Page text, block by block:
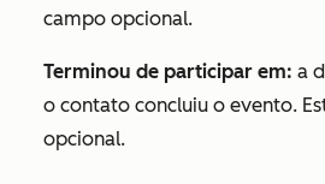
campo opcional.
Terminou de participar em: a
o contato concluiu o evento.
opcional.